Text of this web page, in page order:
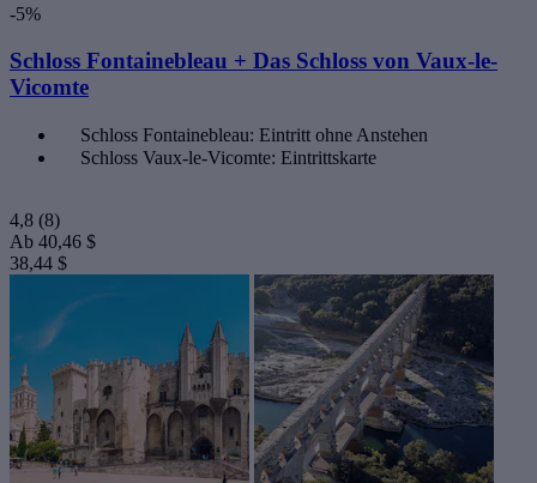
-5%
Schloss Fontainebleau + Das Schloss von Vaux-le-
Vicomte
Schloss Fontainebleau: Eintritt ohne Anstehen
Schloss Vaux-le-Vicomte: Eintrittskarte
4,8 (8)
Ab 40,46 $
38,44 $